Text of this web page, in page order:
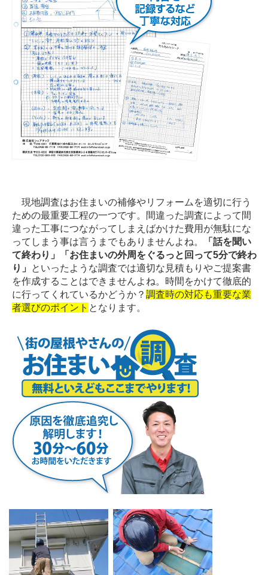
現地調査はお住まいの補修やリフォームを適切に行う
ための最重要工程の一つです。間違った調査によって間
違った工事につながってしまえばかけた費用が無駄にな
ってしまう事は言うまでもありませんよね。
「話を聞い
て終わり」「お住まいの外周をぐるっと回って5分で終わ
り」
といったような調査では適切な見積もりやご提案書
を作成することはできませんよね。時間をかけて徹底的
に行ってくれているかどうか？調査時の対応も重要な業
者選びのポイント となります。